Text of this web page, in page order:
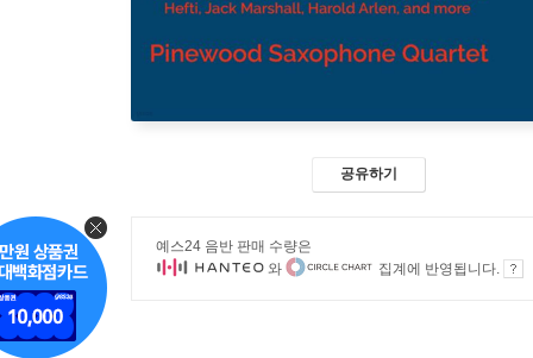
공유하기
예스24 음반 판매 수량은
와
집계에 반영됩니다.